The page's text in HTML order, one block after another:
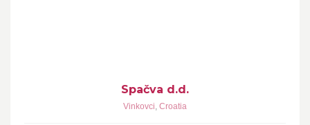
Spačva d.d.
Vinkovci, Croatia